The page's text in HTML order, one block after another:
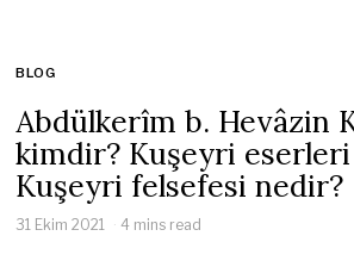
BLOG
Abdülkerîm b. Hevâzin
kimdir? Kuşeyri
Kuşeyri felsefesi nedir?
31 Ekim 2021 4 mins read